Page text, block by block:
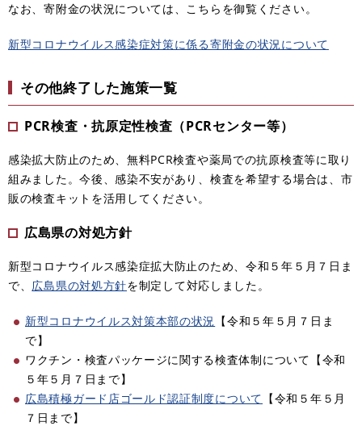
なお、寄附金の状況については、こちらを御覧ください。
新型コロナウイルス感染症対策に係る寄附金の状況について
その他終了した施策一覧
PCR検査・抗原定性検査（PCRセンター等）
感染拡大防止のため、無料PCR検査や薬局での抗原検査等に取り
組みました。今後、感染不安があり、検査を希望する場合は、市
販の検査キットを活用してください。
広島県の対処方針
新型コロナウイルス感染症拡大防止のため、令和５年５月７日ま
で、 広島県の対処方針を制定して対応しました。
新型コロナウイルス対策本部の状況 【令和５年５月７日ま
で】​
ワクチン・検査パッケージに関する検査体制について【令和
５年５月７日まで】​​
広島積極ガード店ゴールド認証制度について 【令和５年５月
７日まで】​